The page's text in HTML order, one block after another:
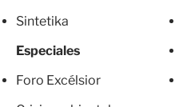
Sintetika
Especiales
Foro Excélsior